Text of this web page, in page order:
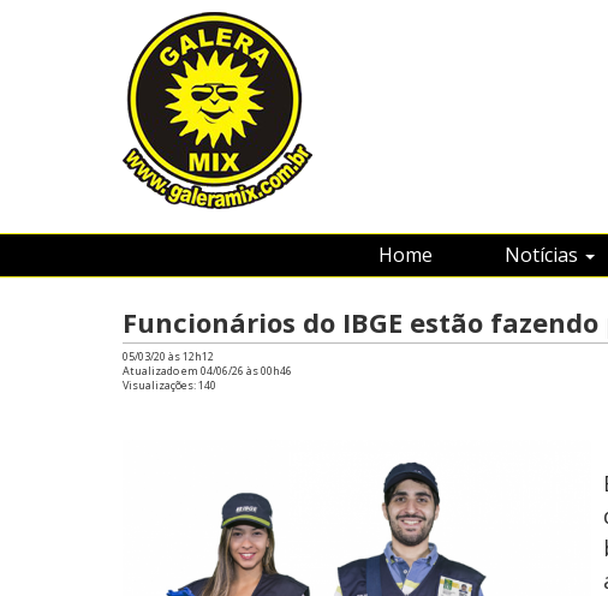
Home Notícias
Funcionários do IBGE estão
05/03/20 às 12h12
Atualizado em 04/06/26 às 00h46
Visualizações:140